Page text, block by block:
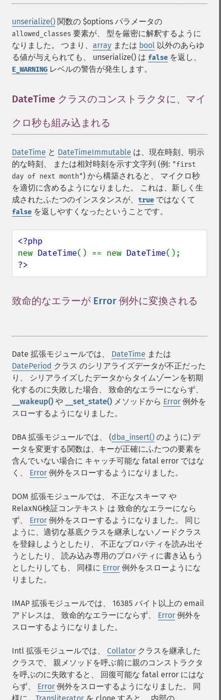
unserialize() 関数の $options パラメータの
allowed_classes 要素が、 型を厳密に解釈するように
なりました。 つまり、 array または bool 以外のあらゆ
る値が与えられても、 unserialize() は false を返し、
E_WARNING レベルの警告が発生します。
DateTime クラスのコンストラクタに、マイ
クロ秒も組み込まれる
DateTime と DateTimeImmutable は、現在時刻、明示
的な時刻、 または相対時刻を示す文字列 (例: "first
day of next month") から構築されると、 マイクロ秒
を適切に含めるようになりました。 これは、新しく生
成されたふたつのインスタンスが、 true ではなくて
false を返しやすくなったということです。
new DateTime() == new DateTime
?>
致命的なエラーが Error 例外に変換される
Date 拡張モジュールでは、 DateTime または
DatePeriod クラス のシリアライズデータが不正だった
り、 シリアライズしたデータからタイムゾーンを初期
化するのに失敗した場合、 致命的なエラーにならず、
__wakeup() や __set_state() メソッドから Error 例外を
スローするようになりました。
DBA 拡張モジュールでは、 (dba_insert() のように) デ
ータを変更する関数は、キーが正確にふたつの要素を
含んでいない場合に キャッチ可能な fatal error ではな
く、 Error 例外をスローするようになりました。
DOM 拡張モジュールでは、 不正なスキーマ や
RelaxNG検証コンテキスト は 致命的なエラーになら
ず、 Error 例外をスローするようになりました。 同じ
ように、適切な基底クラスを継承しないノードクラス
を登録しようとしたり、 不正なプロパティを読み出そ
うとしたり、 読み込み専用のプロパティに書き込もう
としたりしても、 同様に Error 例外をスローようにな
りました。
IMAP 拡張モジュールでは、 16385 バイト以上の email
アドレスは、 致命的なエラーにならず、 Error 例外を
スローするようになりました。
Intl 拡張モジュールでは、 Collator クラスを継承した
クラスで、 親メソッドを呼ぶ前に親のコンストラクタ
を呼ぶのに失敗すると、 回復可能な fatal error にはな
らず、 Error 例外をスローするようになりました。 同